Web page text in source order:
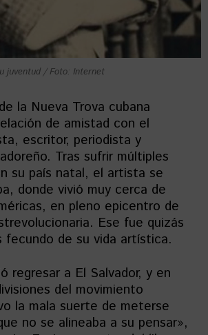
juventud / Foto: Internet
la Nueva Trova cubana
de amistad con el
escritor, periodista y
Tras sufrir múltiples
su país natal, el artista se
donde vivió muy cerca de
en pleno epicentro de
Ese fue quizás
fecundo de su vida artística.
regresar a El Salvador, y en
del movimiento
la mala suerte de meterse
no se alineaba a su pensar»,